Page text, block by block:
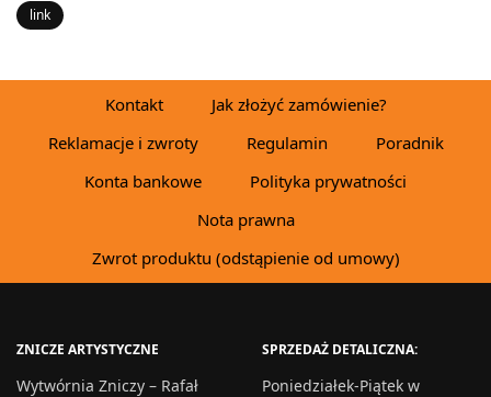
link
Kontakt
Jak złożyć zamówienie?
Reklamacje i zwroty
Regulamin
Poradnik
Konta bankowe
Polityka prywatności
Nota prawna
Zwrot produktu (odstąpienie od umowy)
ZNICZE ARTYSTYCZNE
Wytwórnia Zniczy – Rafał
SPRZEDAŻ DETALICZNA:
Poniedziałek-Piątek w